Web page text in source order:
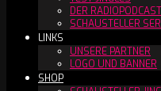
DER RADIOPODCAST
SCHAUSTELLER
LINKS
UNSERE PARTNER
LOGO UND BANNER
SHOP